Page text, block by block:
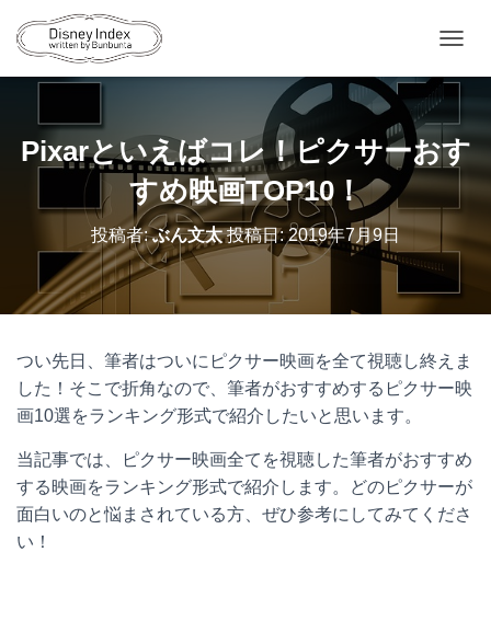
ビ
シ
ョ
ン
Pixarといえばコレ！ピクサーおす
すめ映画TOP10！
投稿者:ぶん文太投稿日:2019年7月9日
つい先日、筆者はついにピクサー映画を全て視聴し終えま
した！そこで折角なので、筆者がおすすめするピクサー映
画10選をランキング形式で紹介したいと思います。
当記事では、ピクサー映画全てを視聴した筆者がおすすめ
する映画をランキング形式で紹介します。どのピクサーが
面白いのと悩まされている方、ぜひ参考にしてみてくださ
い！